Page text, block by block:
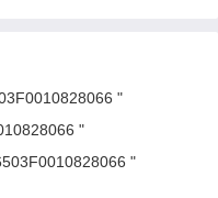
"
"
"